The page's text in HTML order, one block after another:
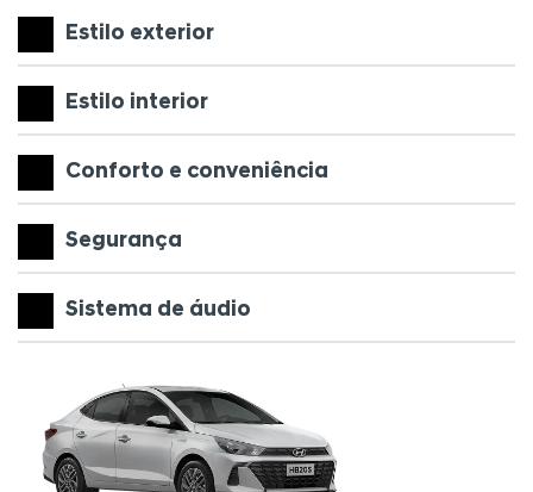
Estilo exterior
Estilo interior
Conforto e conveniência
Segurança
Sistema de áudio